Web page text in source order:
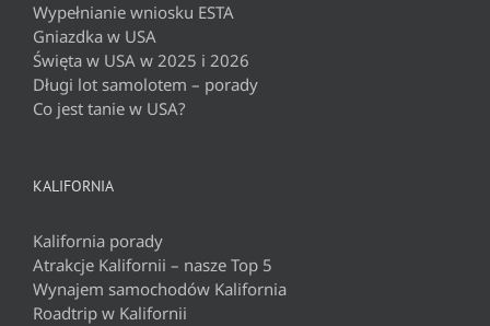
Wypełnianie wniosku ESTA
Gniazdka w USA
Święta w USA w 2025 i 2026
Długi lot samolotem – porady
Co jest tanie w USA?
KALIFORNIA
Kalifornia porady
Atrakcje Kalifornii – nasze Top 5
Wynajem samochodów Kalifornia
Roadtrip w Kalifornii